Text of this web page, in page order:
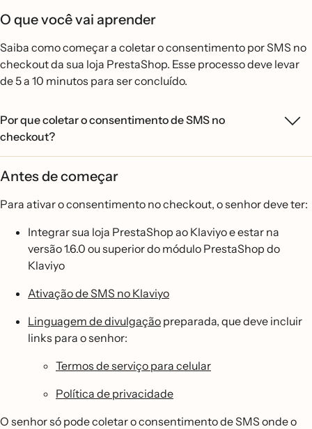
O que você vai aprender
Saiba como começar a coletar o consentimento por SMS no
checkout da sua loja PrestaShop. Esse processo deve levar
de 5 a 10 minutos para ser concluído.
Por que coletar o consentimento de SMS no
checkout?
Antes de começar
Para ativar o consentimento no checkout, o senhor deve ter:
Integrar sua loja PrestaShop ao Klaviyo e estar na
versão 1.6.0 ou superior do módulo PrestaShop do
Klaviyo
Ativação de SMS no Klaviyo
Linguagem de divulgação preparada, que deve incluir
links para o senhor:
Termos de serviço para celular
Política de privacidade
O senhor só pode coletar o consentimento de SMS onde o